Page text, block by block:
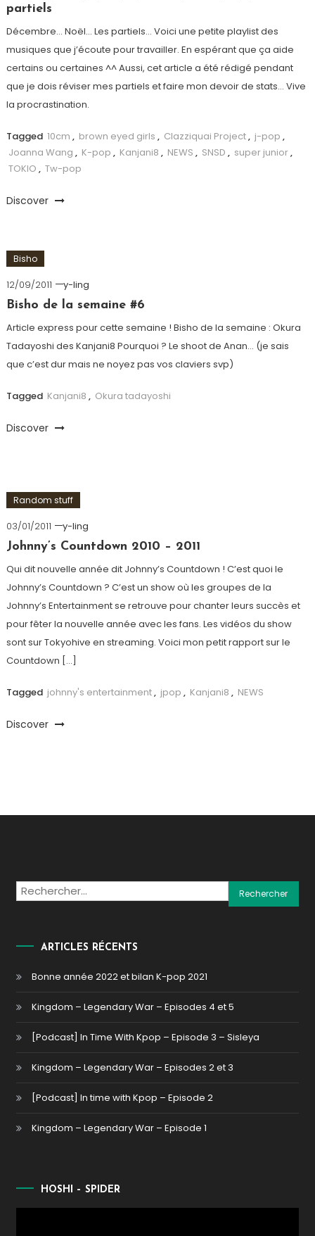
partiels
Décembre… Noël… Les partiels… Voici une petite playlist des
musiques que j’écoute pour travailler. En espérant que ça aide
certains ou certaines ^^ Aussi, cet article a été rédigé pendant
que je dois réviser mes partiels et faire mon devoir de stats… Vive
la procrastination.
Tagged 10cm , brown eyed girls , Clazziquai Project, j-pop ,
Joanna Wang , K-pop , Kanjani8 , NEWS , SNSD , super junior,
TOKIO , Tw-pop
Discover
Bisho
12/09/2011
y-ling
Bisho de la semaine #6
Article express pour cette semaine ! Bisho de la semaine : Okura
Tadayoshi des Kanjani8 Pourquoi ? Le shoot de Anan… (je sais
que c’est dur mais ne noyez pas vos claviers svp)
Tagged Kanjani8 , Okura tadayoshi
Discover
Random stuff
03/01/2011
y-ling
Johnny’s Countdown 2010 – 2011
Qui dit nouvelle année dit Johnny’s Countdown ! C’est quoi le
Johnny’s Countdown ? C’est un show où les groupes de la
Johnny’s Entertainment se retrouve pour chanter leurs succès et
pour fêter la nouvelle année avec les fans. Les vidéos du show
sont sur Tokyohive en streaming. Voici mon petit rapport sur le
Countdown […]
Tagged johnny's entertainment, jpop , Kanjani8 , NEWS
Discover
Rechercher :
ARTICLES RÉCENTS
Bonne année 2022 et bilan K-pop 2021
Kingdom – Legendary War – Episodes 4 et 5
[Podcast] In Time With Kpop – Episode 3 – Sisleya
Kingdom – Legendary War – Episodes 2 et 3
[Podcast] In time with Kpop – Episode 2
Kingdom – Legendary War – Episode 1
HOSHI – SPIDER